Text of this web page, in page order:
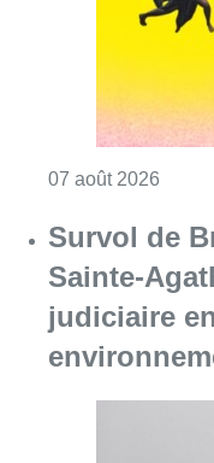
07 août 2026
Survol de
Sainte-
judiciaire